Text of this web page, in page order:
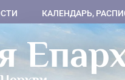
КАЛЕНДАРЬ,